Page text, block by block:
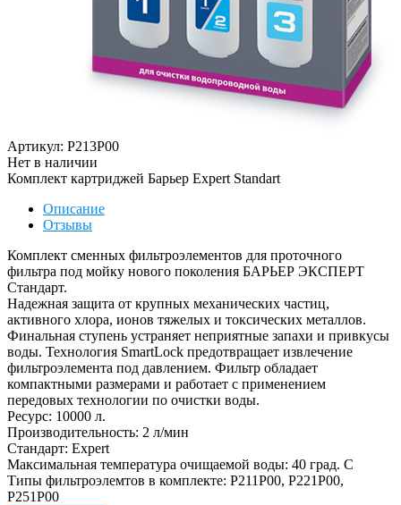
Артикул: P213P00
Нет в наличии
Комплект картриджей Барьер Expert Standart
Описание
Отзывы
Комплект сменных фильтроэлементов для проточного
фильтра под мойку нового поколения БАРЬЕР ЭКСПЕРТ
Стандарт.
Надежная защита от крупных механических частиц,
активного хлора, ионов тяжелых и токсических металлов.
Финальная ступень устраняет неприятные запахи и привкусы
воды. Технология SmartLock предотвращает извлечение
фильтроэлемента под давлением. Фильтр обладает
компактными размерами и работает с применением
передовых технологии по очистки воды.
Ресурс: 10000 л.
Производительность: 2 л/мин
Стандарт: Expert
Максимальная температура очищаемой воды: 40 град. С
Типы фильтроэлемтов в комплекте: Р211Р00, Р221Р00,
Р251Р00